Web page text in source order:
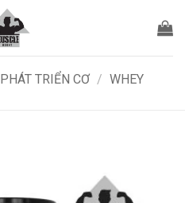
PHÁT TRIỂN CƠ / WHEY